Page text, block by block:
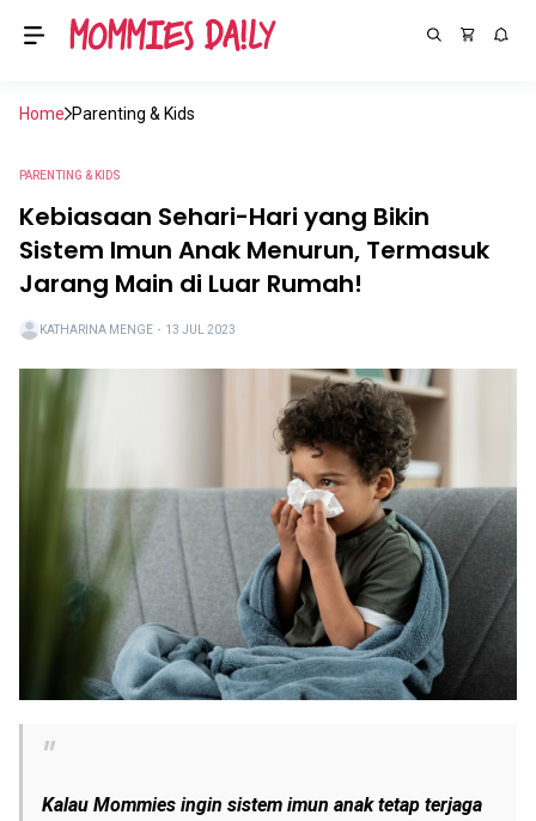
Home Parenting & Kids
PARENTING & KIDS
Kebiasaan Sehari-Hari yang Bikin
Sistem Imun Anak Menurun, Termasuk
Jarang Main di Luar Rumah!
KATHARINA MENGE ・ 13 JUL 2023
Kalau Mommies ingin sistem imun anak tetap terjaga